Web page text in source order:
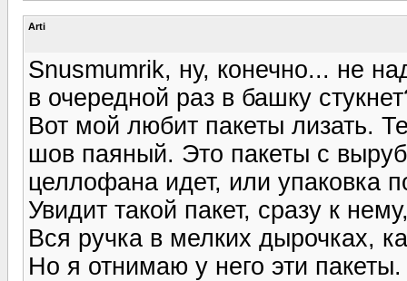
Arti
Snusmumrik, ну, конечно... не
в очередной раз в башку
Вот мой любит пакеты лизать.
шов паяный. Это пакеты с
целлофана идет, или упаковка
Увидит такой пакет, сразу к
Вся ручка в мелких дырочках,
Но я отнимаю у него эти пакеты.